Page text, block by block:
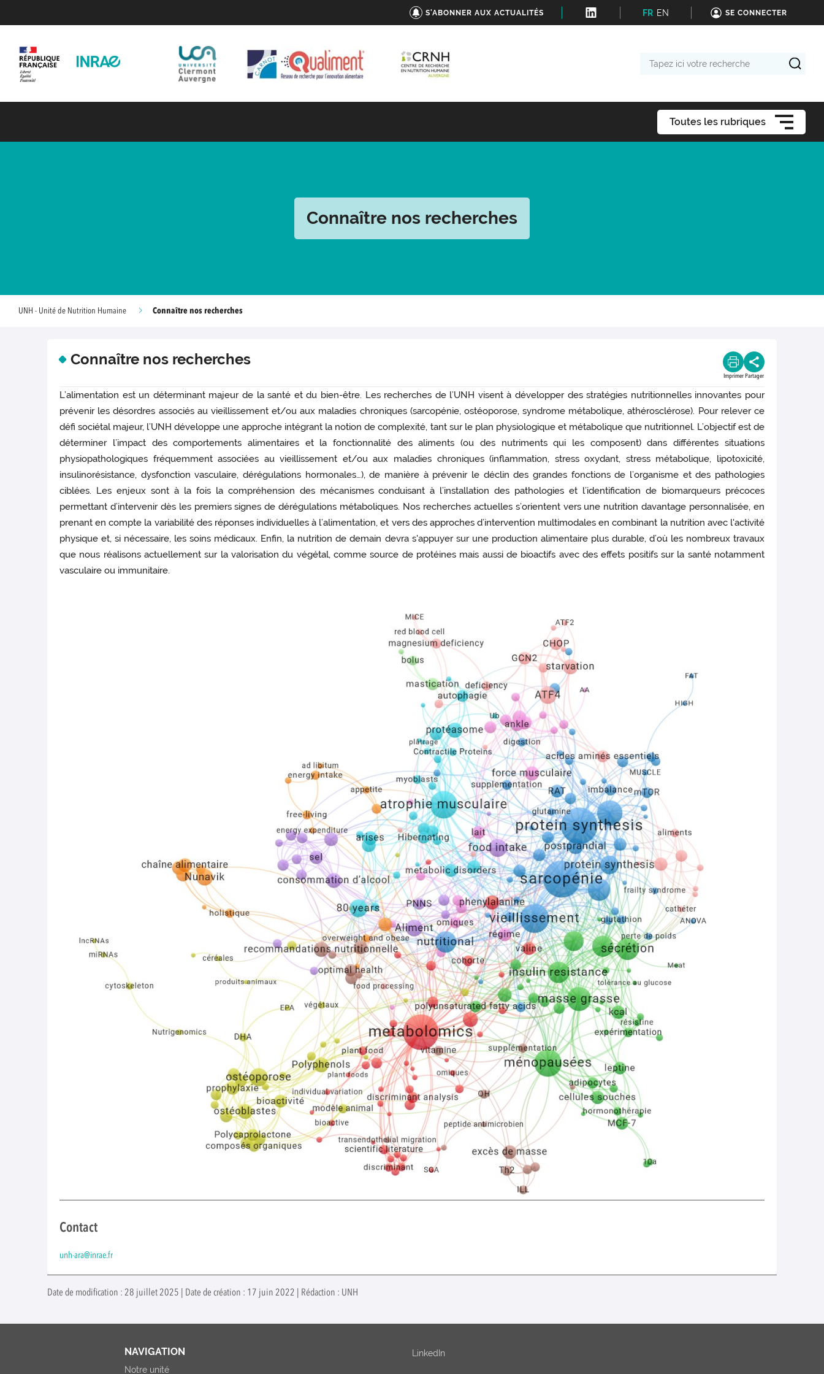
S'ABONNER AUX ACTUALITÉS FR EN SE CONNECTER
Toutes les rubriques
Connaître nos recherches
UNH - Unité de Nutrition Humaine Connaître nos recherches
Connaître nos recherches
Imprimer Partager
L’alimentation est un déterminant majeur de la santé et du bien-être. Les recherches de l’UNH visent à développer des stratégies nutritionnelles innovantes pour
prévenir les désordres associés au vieillissement et/ou aux maladies chroniques (sarcopénie, ostéoporose, syndrome métabolique, athérosclérose). Pour relever ce
défi sociétal majeur, l’UNH développe une approche intégrant la notion de complexité, tant sur le plan physiologique et métabolique que nutritionnel. L’objectif est de
déterminer l’impact des comportements alimentaires et la fonctionnalité des aliments (ou des nutriments qui les composent) dans différentes situations
physiopathologiques fréquemment associées au vieillissement et/ou aux maladies chroniques (inflammation, stress oxydant, stress métabolique, lipotoxicité,
insulinorésistance, dysfonction vasculaire, dérégulations hormonales…), de manière à prévenir le déclin des grandes fonctions de l’organisme et des pathologies
ciblées. Les enjeux sont à la fois la compréhension des mécanismes conduisant à l’installation des pathologies et l’identification de biomarqueurs précoces
permettant d’intervenir dès les premiers signes de dérégulations métaboliques. Nos recherches actuelles s’orientent vers une nutrition davantage personnalisée, en
prenant en compte la variabilité des réponses individuelles à l’alimentation, et vers des approches d’intervention multimodales en combinant la nutrition avec l'activité
physique et, si nécessaire, les soins médicaux. Enfin, la nutrition de demain devra s'appuyer sur une production alimentaire plus durable, d’où les nombreux travaux
que nous réalisons actuellement sur la valorisation du végétal, comme source de protéines mais aussi de bioactifs avec des effets positifs sur la santé notamment
vasculaire ou immunitaire.
Contact
unh-ara@inrae.fr
Date de modification : 28 juillet 2025 | Date de création : 17 juin 2022 | Rédaction : UNH
NAVIGATION
Notre unité
LinkedIn